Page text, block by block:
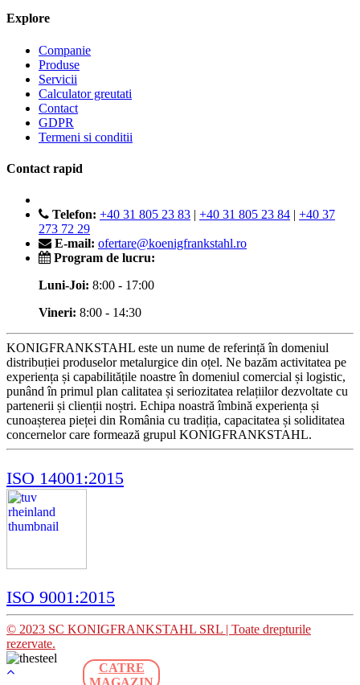
Explore
Companie
Produse
Servicii
Calculator greutati
Contact
GDPR
Termeni si conditii
Contact rapid
Telefon: +40 31 805 23 83 | +40 31 805 23 84 | +40 37
273 72 29
E-mail: ofertare@koenigfrankstahl.ro
Program de lucru:
Luni-Joi: 8:00 - 17:00
Vineri: 8:00 - 14:30
KONIGFRANKSTAHL este un nume de referință în domeniul
distribuției produselor metalurgice din oțel. Ne bazăm activitatea pe
experiența și capabilitățile noastre în domeniul comercial și logistic,
punând în primul plan calitatea și seriozitatea relațiilor dezvoltate cu
partenerii și clienții noștri. Echipa noastră îmbină experiența și
cunoașterea pieței din România cu tradiția, capacitatea și soliditatea
concernelor care formează grupul KONIGFRANKSTAHL.
ISO 14001:2015
ISO 9001:2015
© 2023 SC KONIGFRANKSTAHL SRL | Toate drepturile
rezervate.
CATRE
MAGAZIN